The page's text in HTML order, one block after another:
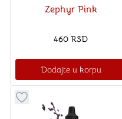
Zephyr Pink
460 RSD
Dodajte u korpu
Dugme za dodavanje